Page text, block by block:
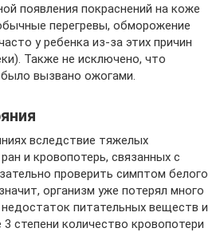
появления покраснений на коже
перегревы, обморожение
у ребенка из-за этих причин
Также не исключено, что
вызвано ожогами.
вследствие тяжелых
и кровопотерь, связанных с
проверить симптом белого
организм уже потерял много
питательных веществ и
степени количество кровопотери